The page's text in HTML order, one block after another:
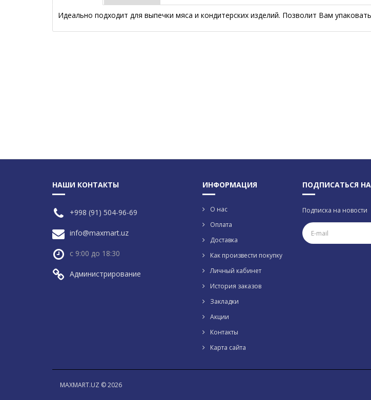
Идеально подходит для выпечки мяса и кондитерских изделий. Позволит Вам
НАШИ КОНТАКТЫ
+998 (91) 504-96-69
info@maxmart.uz
с 9:00 до 18:30
Администрирование
ИНФОРМАЦИЯ
О нас
Оплата
Доставка
Как произвести покупку
Личный кабинет
История заказов
Закладки
Акции
Контакты
Карта сайта
ПОДПИСАТЬСЯ
Подписка на новости
MAXMART.UZ © 2026